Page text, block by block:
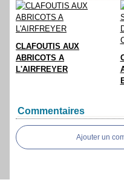
CLAFOUTIS AUX
ABRICOTS A
L'AIRFREYER
Commentaires
Ajouter un